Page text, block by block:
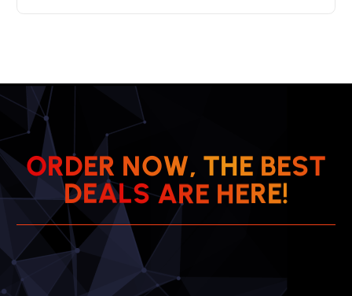
ORDER NOW, THE BEST
DEALSARE HERE!